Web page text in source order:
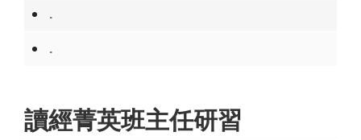
.
.
讀經菁英班主任研習